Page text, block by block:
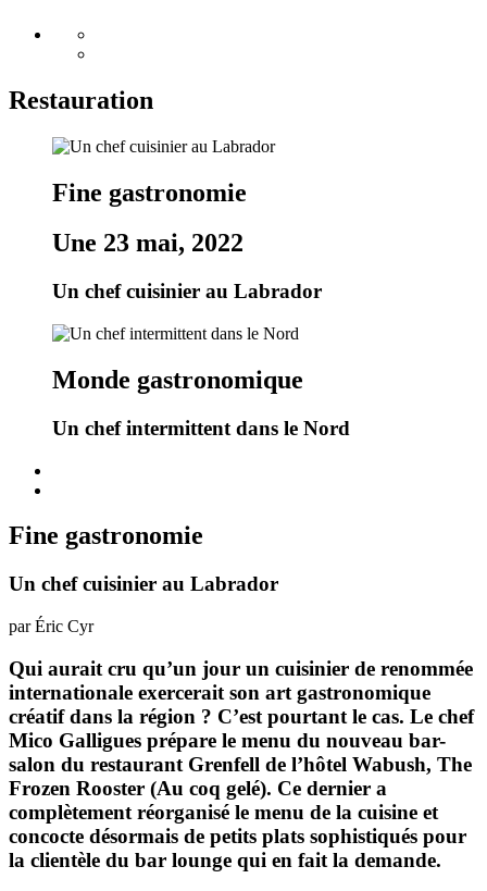
Restauration
Fine gastronomie
Une 23 mai, 2022
Un chef cuisinier au Labrador
Monde gastronomique
Un chef intermittent dans le Nord
Fine gastronomie
Un chef cuisinier au Labrador
par Éric Cyr
Qui aurait cru qu’un jour un cuisinier de renommée
internationale exercerait son art gastronomique
créatif dans la région ? C’est pourtant le cas. Le chef
Mico Galligues prépare le menu du nouveau bar-
salon du restaurant Grenfell de l’hôtel Wabush, The
Frozen Rooster (Au coq gelé). Ce dernier a
complètement réorganisé le menu de la cuisine et
concocte désormais de petits plats sophistiqués pour
la clientèle du bar lounge qui en fait la demande.